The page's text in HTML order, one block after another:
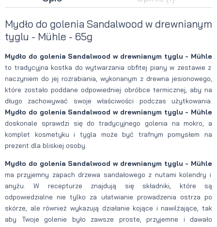
Mydło do golenia Sandalwood w drewnianym
tyglu - Mühle - 65g
Mydło do golenia Sandalwood w drewnianym tyglu - Mühle
to tradycyjna kostka do wytwarzania obfitej piany w zestawie z
naczyniem do jej rozrabiania, wykonanym z drewna jesionowego,
które zostało poddane odpowiedniej obróbce termicznej, aby na
długo zachowywać swoje właściwości podczas użytkowania.
Mydło do golenia Sandalwood w drewnianym tyglu - Mühle
doskonale sprawdzi się do tradycyjnego golenia na mokro, a
komplet kosmetyku i tygla może być trafnym pomysłem na
prezent dla bliskiej osoby.
Mydło do golenia Sandalwood w drewnianym tyglu - Mühle
ma przyjemny zapach drzewa sandałowego z nutami kolendry i
anyżu. W recepturze znajdują się składniki, które są
odpowiedzialne nie tylko za ułatwianie prowadzenia ostrza po
skórze, ale również wykazują działanie kojące i nawilżające, tak
aby Twoje golenie było zawsze proste, przyjemne i dawało